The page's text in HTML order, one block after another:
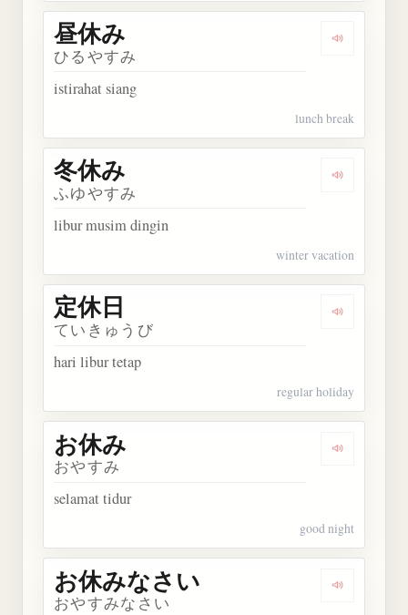
Dengarkan
昼休み
ひるやすみ
istirahat siang
lunch break
Dengarkan
冬休み
ふゆやすみ
libur musim dingin
winter vacation
Dengarkan
定休日
ていきゅうび
hari libur tetap
regular holiday
Dengarkan
お休み
おやすみ
selamat tidur
good night
Dengarkan
お休みなさい
おやすみなさい